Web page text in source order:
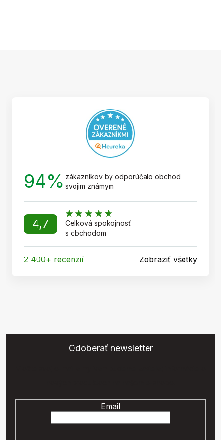
94% zákazníkov by odporúčalo obchod
svojim známym
4,7
Celková spokojnosť
s obchodom
2 400+ recenzií Zobraziť všetky
Odoberať newsletter
Email